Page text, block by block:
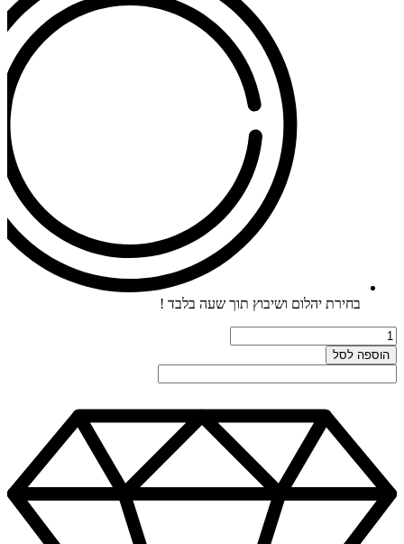
בחירת יהלום ושיבוץ תוך שעה בלבד !
כמות
כמות
של
עגילי
חישוק
0.14ct
הוספה לסל